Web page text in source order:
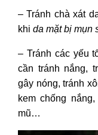
– Tránh chà xát
khi da mặt bị mụn
– Tránh các yếu
cần tránh nắng,
gây nóng, tránh
kem chống
mũ…